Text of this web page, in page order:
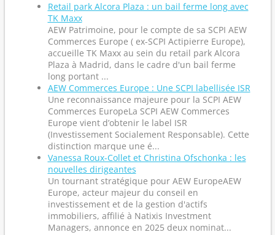
Retail park Alcora Plaza : un bail ferme long avec
TK Maxx
AEW Patrimoine, pour le compte de sa SCPI AEW
Commerces Europe ( ex-SCPI Actipierre Europe),
accueille TK Maxx au sein du retail park Alcora
Plaza à Madrid, dans le cadre d'un bail ferme
long portant ...
AEW Commerces Europe : Une SCPI labellisée ISR
Une reconnaissance majeure pour la SCPI AEW
Commerces EuropeLa SCPI AEW Commerces
Europe vient d’obtenir le label ISR
(Investissement Socialement Responsable). Cette
distinction marque une é...
Vanessa Roux-Collet et Christina Ofschonka : les
nouvelles dirigeantes
Un tournant stratégique pour AEW EuropeAEW
Europe, acteur majeur du conseil en
investissement et de la gestion d'actifs
immobiliers, affilié à Natixis Investment
Managers, annonce en 2025 deux nominat...